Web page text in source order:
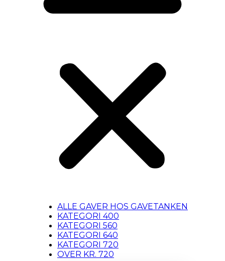
ALLE GAVER HOS GAVETANKEN
KATEGORI 400
KATEGORI 560
KATEGORI 640
KATEGORI 720
OVER KR. 720